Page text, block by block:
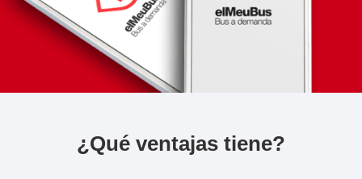
¿Qué ventajas tiene?